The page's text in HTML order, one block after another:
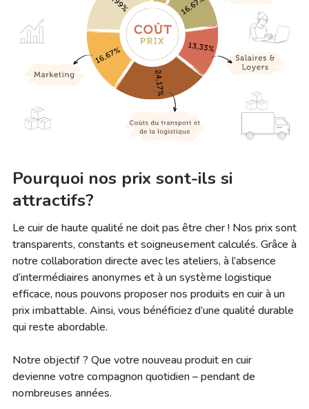
Pourquoi nos prix sont-ils si
attractifs?
Le cuir de haute qualité ne doit pas être cher ! Nos prix sont
transparents, constants et soigneusement calculés. Grâce à
notre collaboration directe avec les ateliers, à l’absence
d’intermédiaires anonymes et à un système logistique
efficace, nous pouvons proposer nos produits en cuir à un
prix imbattable. Ainsi, vous bénéficiez d’une qualité durable
qui reste abordable.
Notre objectif ? Que votre nouveau produit en cuir
devienne votre compagnon quotidien – pendant de
nombreuses années.